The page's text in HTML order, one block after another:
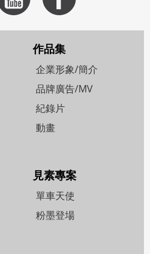
作品集
企業形象/簡介
品牌廣告/MV
紀錄片
動畫
見素專案
單車天使
粉墨登場